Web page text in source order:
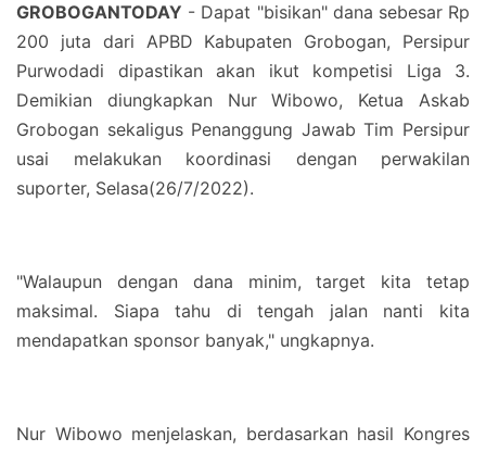
GROBOGANTODAY - Dapat "bisikan" dana sebesar Rp
200 juta dari APBD Kabupaten Grobogan, Persipur
Purwodadi dipastikan akan ikut kompetisi Liga 3.
Demikian diungkapkan Nur Wibowo, Ketua Askab
Grobogan sekaligus Penanggung Jawab Tim Persipur
usai melakukan koordinasi dengan perwakilan
suporter, Selasa(26/7/2022).
"Walaupun dengan dana minim, target kita tetap
maksimal. Siapa tahu di tengah jalan nanti kita
mendapatkan sponsor banyak," ungkapnya.
Nur Wibowo menjelaskan, berdasarkan hasil Kongres